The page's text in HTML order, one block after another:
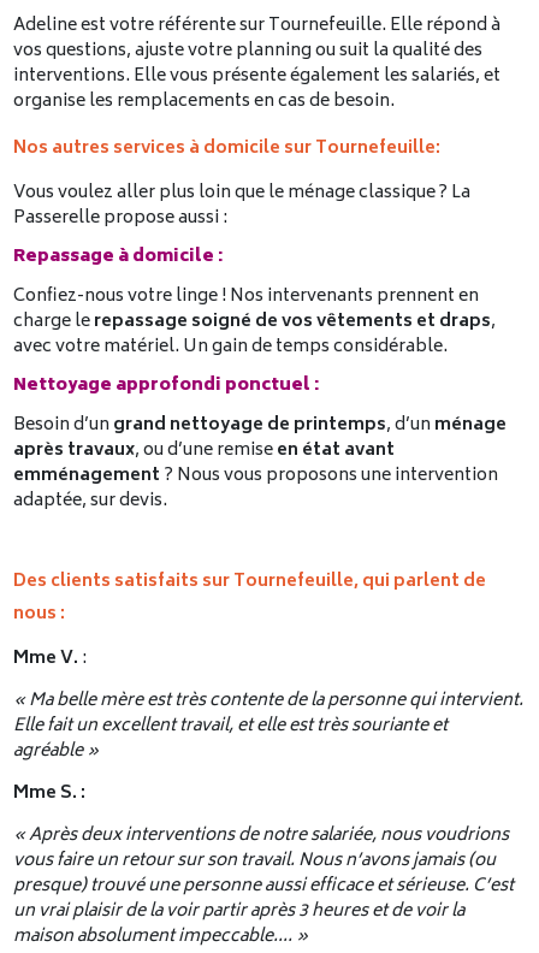
Adeline est votre référente sur Tournefeuille. Elle répond à
vos questions, ajuste votre planning ou suit la qualité des
interventions. Elle vous présente également les salariés, et
organise les remplacements en cas de besoin.
Nos autres services à domicile sur Tournefeuille:
Vous voulez aller plus loin que le ménage classique ? La
Passerelle propose aussi :
Repassage à domicile :
Confiez-nous votre linge ! Nos intervenants prennent en
charge lerepassage soigné de vos vêtements et draps,
avec votre matériel. Un gain de temps considérable.
Nettoyage approfondi ponctuel :
Besoin d’un grand nettoyage de printemps, d’un ménage
après travaux, ou d’une remiseen état avant
emménagement ? Nous vous proposons une intervention
adaptée, sur devis.
Des clients satisfaits sur Tournefeuille, qui parlent de
nous :
Mme V. :
« Ma belle mère est très contente de la personne qui intervient.
Elle fait un excellent travail, et elle est très souriante et
agréable »
Mme S. :
« Après deux interventions de notre salariée, nous voudrions
vous faire un retour sur son travail. Nous n’avons jamais (ou
presque) trouvé une personne aussi efficace et sérieuse. C’est
un vrai plaisir de la voir partir après 3 heures et de voir la
maison absolument impeccable…. »